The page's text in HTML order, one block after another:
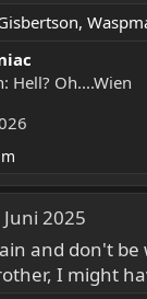
,
Hell? Oh....Wien
Juni 2025
and don't be
I might